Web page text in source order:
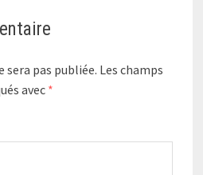
sera pas publiée. Les champs
avec *